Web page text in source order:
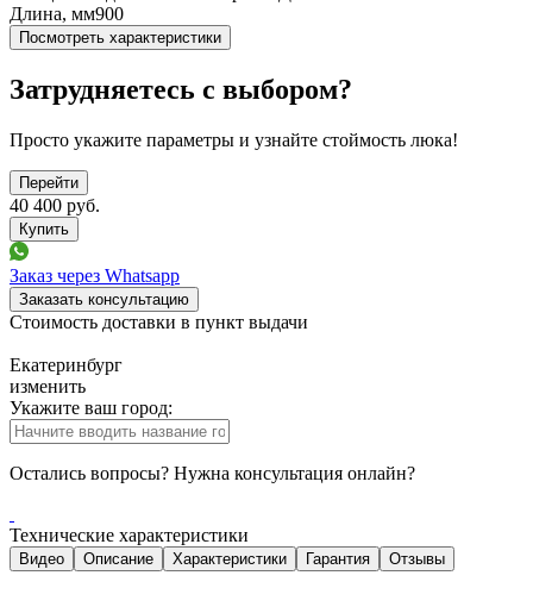
Длина, мм900
Посмотреть характеристики
Затрудняетесь с выбором?
Просто укажите параметры и узнайте стоймость люка!
Перейти
40 400 руб.
Заказ через Whatsapp
Заказать консультацию
Стоимость доставки в пункт выдачи
Екатеринбург
изменить
Укажите ваш город:
Остались вопросы? Нужна консультация онлайн?
Технические характеристики
Видео Описание Характеристики Гарантия Отзывы